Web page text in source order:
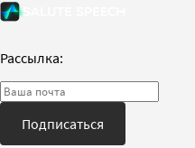
Рассылка:
Подписаться